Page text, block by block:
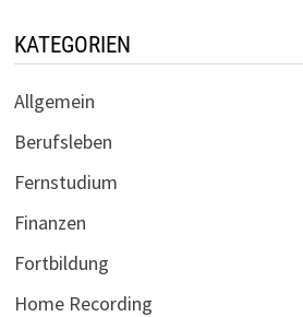
KATEGORIEN
Allgemein
Berufsleben
Fernstudium
Finanzen
Fortbildung
Home Recording